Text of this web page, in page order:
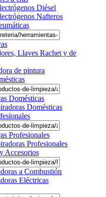
Diésel
Nafteros
Llaves Rachet y de
de pintura
Domésticas
Domésticas
Profesionales
Profesionales
Accesorios
a Combustión
Eléctricas